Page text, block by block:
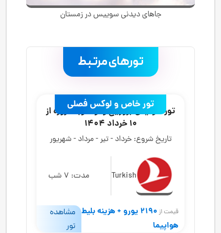
جاهای دیدنی سوییس در زمستان
تورهای مرتبط
تور خاص و لوکس فصلیتور سوئیس (زوریخ و لوگانو) 8 روزه از
10 خرداد 1404
تاریخ شروع: خرداد - تیر - مرداد - شهریور
Turkish مدت: 7 شب
قیمت از
2190 یورو + هزینه بلیط
هواپیما
مشاهده
تور